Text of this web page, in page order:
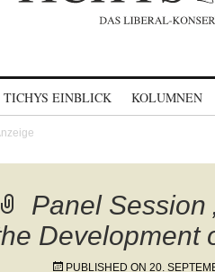
TICHYS EINBLICK KOLUMNEN
Panel Session
Development
PUBLISHED ON 20.